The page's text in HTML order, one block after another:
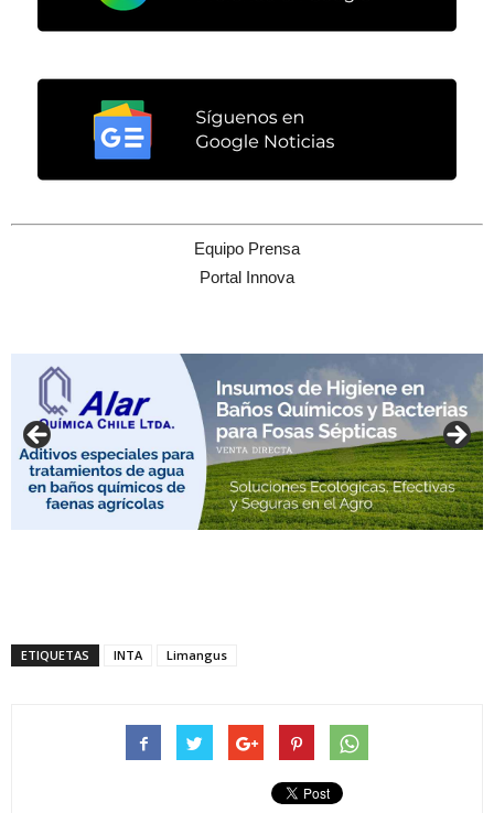
Equipo Prensa
Portal Innova
ETIQUETAS INTA Limangus